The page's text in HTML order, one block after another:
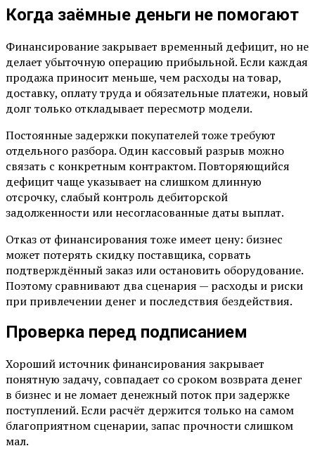
Когда заёмные деньги не помогают
Финансирование закрывает временный дефицит, но не
делает убыточную операцию прибыльной. Если каждая
продажа приносит меньше, чем расходы на товар,
доставку, оплату труда и обязательные платежи, новый
долг только откладывает пересмотр модели.
Постоянные задержки покупателей тоже требуют
отдельного разбора. Один кассовый разрыв можно
связать с конкретным контрактом. Повторяющийся
дефицит чаще указывает на слишком длинную
отсрочку, слабый контроль дебиторской
задолженности или несогласованные даты выплат.
Отказ от финансирования тоже имеет цену: бизнес
может потерять скидку поставщика, сорвать
подтверждённый заказ или остановить оборудование.
Поэтому сравнивают два сценария — расходы и риски
при привлечении денег и последствия бездействия.
Проверка перед подписанием
Хороший источник финансирования закрывает
понятную задачу, совпадает со сроком возврата денег
в бизнес и не ломает денежный поток при задержке
поступлений. Если расчёт держится только на самом
благоприятном сценарии, запас прочности слишком
мал.